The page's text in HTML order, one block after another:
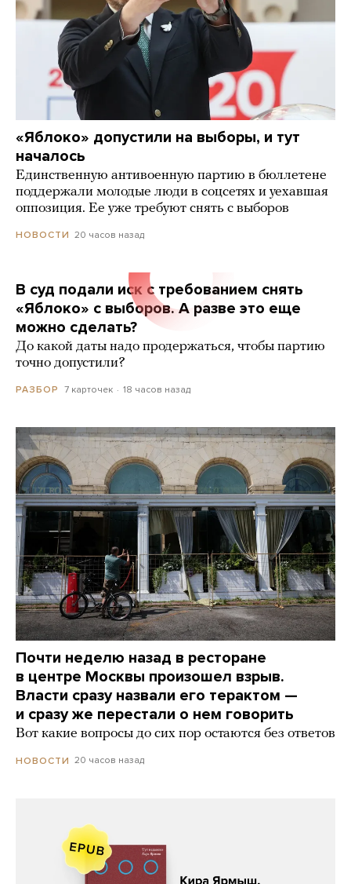
«Яблоко» допустили на выборы, и тут
началось
Единственную антивоенную партию в бюллетене
поддержали молодые люди в соцсетях и уехавшая
оппозиция. Ее уже требуют снять с выборов
НОВОСТИ 20 часов назад
В суд подали иск с требованием снять
«Яблоко» с выборов. А разве это еще
можно сделать?
До какой даты надо продержаться, чтобы партию
точно допустили?
РАЗБОР 7 карточек 18 часов назад
Почти неделю назад в ресторане
в центре Москвы произошел взрыв.
Власти сразу назвали его терактом —
и сразу же перестали о нем говорить
Вот какие вопросы до сих пор остаются без ответов
НОВОСТИ 20 часов назад